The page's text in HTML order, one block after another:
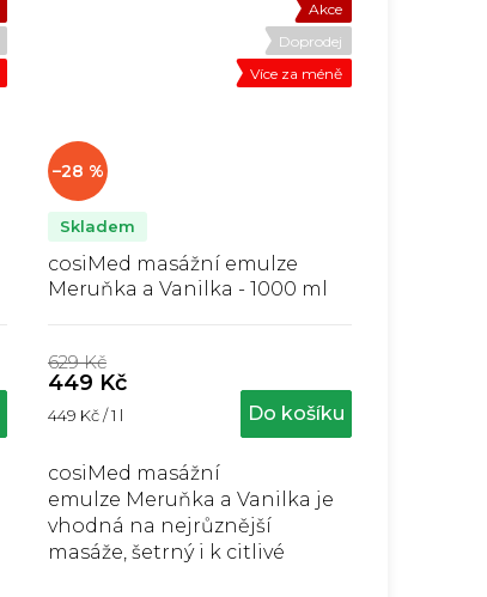
Akce
Doprodej
Více za méně
–28 %
cosiMed masážní emulze
Meruňka a Vanilka - 1000 ml
produktu
je
4,7
5
hvězdiček.
Skladem
629 Kč
449 Kč
Měrná
449 Kč / 1 l Do košíku
cosiMed masážní
emulze Meruňka a Vanilka je
vhodná na nejrůznější
masáže, šetrný i k citlivé